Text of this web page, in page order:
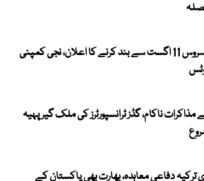
میٹرو بس سروس 11 اگست سے بند کرنے کا اعلان، نجی کمپنی
ناکام، گڈز ٹرانسپورٹرز کی ملک گیر پہیہ
دفاعی معاہدہ، بھارت بھی پاکستان کے